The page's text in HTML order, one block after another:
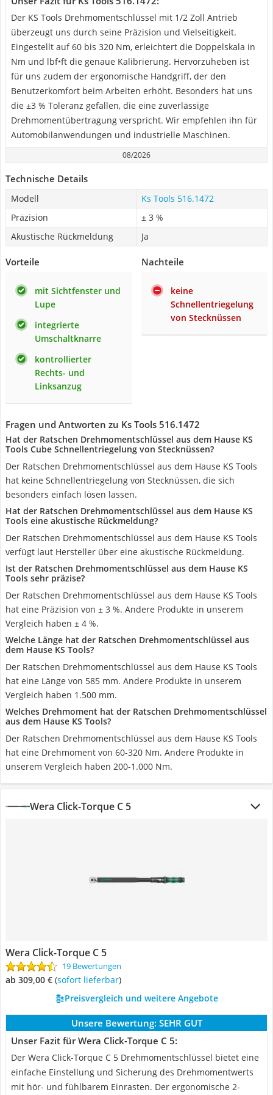
Der KS Tools Drehmomentschlüssel mit 1/2 Zoll Antrieb
überzeugt uns durch seine Präzision und Vielseitigkeit.
Eingestellt auf 60 bis 320 Nm, erleichtert die Doppelskala in
Nm und lbf•ft die genaue Kalibrierung. Hervorzuheben ist
für uns zudem der ergonomische Handgriff, der den
Benutzerkomfort beim Arbeiten erhöht. Besonders hat uns
die ±3 % Toleranz gefallen, die eine zuverlässige
Drehmomentübertragung verspricht. Wir empfehlen ihn für
Automobilanwendungen und industrielle Maschinen.
08/2026
Technische Details
Modell
Ks Tools 516.1472
Präzision
± 3 %
Akustische Rückmeldung
Ja
Vorteile
mit Sichtfenster und
Lupe
integrierte
Umschaltknarre
kontrollierter
Rechts- und
Linksanzug
Nachteile
keine
Schnellentriegelung
von Stecknüssen
Fragen und Antworten zu Ks Tools 516.1472
Hat der Ratschen Drehmomentschlüssel aus dem Hause KS
Tools Cube Schnellentriegelung von Stecknüssen?
Der Ratschen Drehmomentschlüssel aus dem Hause KS Tools
hat keine Schnellentriegelung von Stecknüssen, die sich
besonders einfach lösen lassen.
Hat der Ratschen Drehmomentschlüssel aus dem Hause KS
Tools eine akustische Rückmeldung?
Der Ratschen Drehmomentschlüssel aus dem Hause KS Tools
verfügt laut Hersteller über eine akustische Rückmeldung.
Ist der Ratschen Drehmomentschlüssel aus dem Hause KS
Tools sehr präzise?
Der Ratschen Drehmomentschlüssel aus dem Hause KS Tools
hat eine Präzision von ± 3 %. Andere Produkte in unserem
Vergleich haben ± 4 %.
Welche Länge hat der Ratschen Drehmomentschlüssel aus
dem Hause KS Tools?
Der Ratschen Drehmomentschlüssel aus dem Hause KS Tools
hat eine Länge von 585 mm. Andere Produkte in unserem
Vergleich haben 1.500 mm.
Welches Drehmoment hat der Ratschen Drehmomentschlüssel
aus dem Hause KS Tools?
Der Ratschen Drehmomentschlüssel aus dem Hause KS Tools
hat eine Drehmoment von 60-320 Nm. Andere Produkte in
unserem Vergleich haben 200-1.000 Nm.
Wera Click-Torque C 5
Wera Click-Torque C 5
19 Bewertungen
ab 309,00 € ( Sofort lieferbar)
Preisvergleich und weitere Angebote
Unsere Bewertung: SEHR GUT
Unser Fazit für Wera Click-Torque C 5:
Der Wera Click-Torque C 5 Drehmomentschlüssel bietet eine
einfache Einstellung und Sicherung des Drehmomentwerts
mit hör- und fühlbarem Einrasten. Der ergonomische 2-